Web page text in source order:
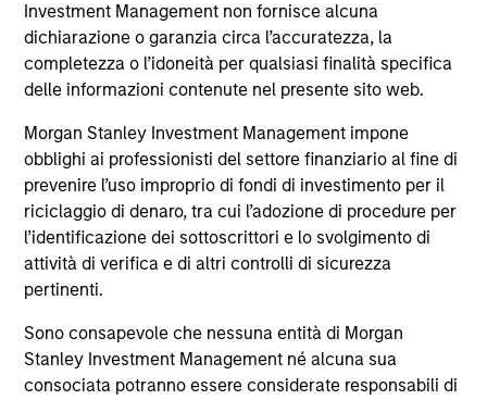
Investment Management non fornisce alcuna
dichiarazione o garanzia circa l’accuratezza, la
completezza o l’idoneità per qualsiasi finalità specifica
delle informazioni contenute nel presente sito web.
Morgan Stanley Investment Management impone
obblighi ai professionisti del settore finanziario al fine di
prevenire l’uso improprio di fondi di investimento per il
riciclaggio di denaro, tra cui l’adozione di procedure per
l’identificazione dei sottoscrittori e lo svolgimento di
attività di verifica e di altri controlli di sicurezza
pertinenti.
Sono consapevole che nessuna entità di Morgan
Stanley Investment Management né alcuna sua
consociata potranno essere considerate responsabili di
SkyKick Announces $130 Million
Financing to Accelerate Cloud
Automation Platform Globally
SkyKick, a global provider of no-code and low
Information Technology Services Providers
(ITSPs), announced today that it closed a $130
million financing bringing its total capital
raised to over $200 million.
14-SET-2021